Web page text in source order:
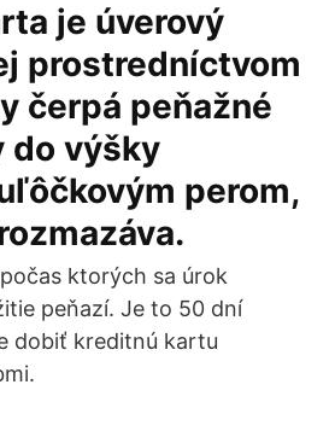
je úverový
prostredníctvom
čerpá peňažné
do výšky
perom,
ktorých sa úrok
peňazí. Je to 50 dní
dobiť kreditnú kartu